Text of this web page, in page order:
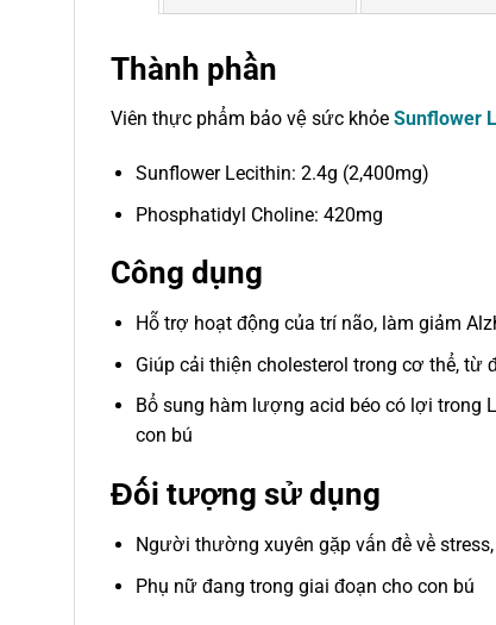
Thành phần
Viên thực phẩm bảo vệ sức khỏe Sunflower
Sunflower Lecithin: 2.4g (2,400mg)
Phosphatidyl Choline: 420mg
Công dụng
Hỗ trợ hoạt động của trí não, làm giảm
Giúp cải thiện cholesterol trong cơ thể, từ
Bổ sung hàm lượng acid béo có lợi
con bú
Đối tượng sử dụng
Người thường xuyên gặp vấn đề về
Phụ nữ đang trong giai đoạn cho con bú